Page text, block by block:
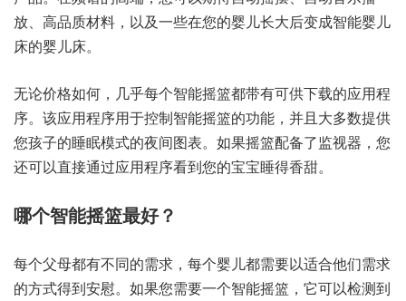
放、高品质材料，以及一些在您的婴儿长大后变成智能婴儿
床的婴儿床。
无论价格如何，几乎每个智能摇篮都带有可供下载的应用程
序。该应用程序用于控制智能摇篮的功能，并且大多数提供
您孩子的睡眠模式的夜间图表。如果摇篮配备了监视器，您
还可以直接通过应用程序看到您的宝宝睡得香甜。
哪个智能摇篮最好？
每个父母都有不同的需求，每个婴儿都需要以适合他们需求
的方式得到安慰。如果您需要一个智能摇篮，它可以检测到